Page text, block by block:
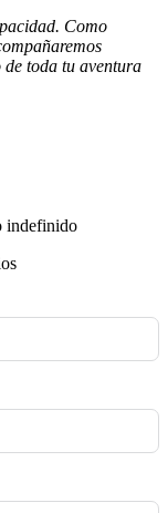
Como
toda tu aventura
indefinido